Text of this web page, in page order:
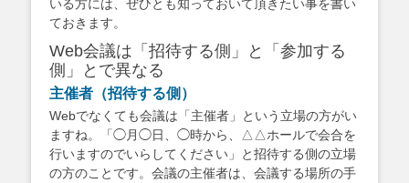
いる方には、ぜひとも知っておいて頂きたい事を書い
ておきます。
Web会議は「招待する側」と「参加する
側」とで異なる
主催者（招待する側）
Webでなくても会議は「主催者」という立場の方がい
ますね。「◯月◯日、◯時から、△△ホールで会合を
行いますのでいらしてください」と招待する側の立場
の方のことです。会議の主催者は、会議する場所の手